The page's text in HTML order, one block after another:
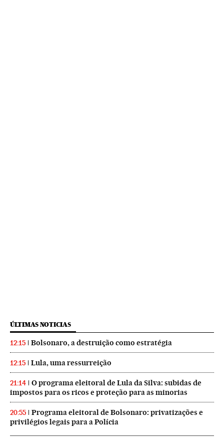
ÚLTIMAS NOTICIAS
12:15 Bolsonaro, a destruição como estratégia
12:15 Lula, uma ressurreição
21:14
O programa eleitoral de Lula da Silva: subidas de
impostos para os ricos e proteção para as minorias
20:55
Programa eleitoral de Bolsonaro: privatizações e
privilégios legais para a Polícia